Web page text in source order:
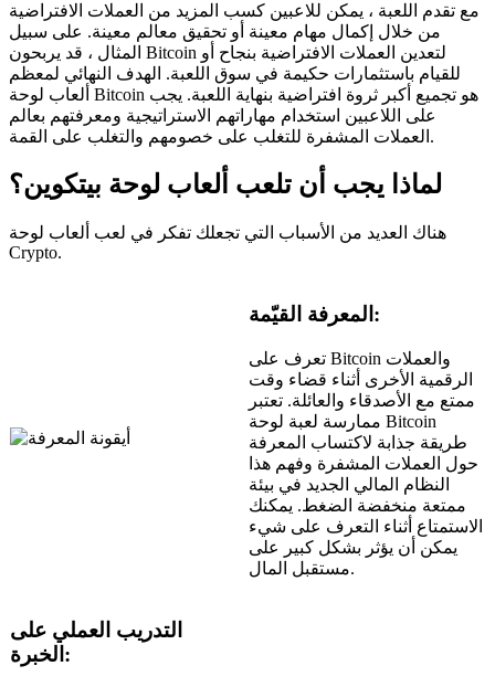
مع تقدم اللعبة ، يمكن للاعبين كسب المزيد من العملات الافتراضية
من خلال إكمال مهام معينة أو تحقيق معالم معينة. على سبيل
المثال ، قد يربحون Bitcoin لتعدين العملات الافتراضية بنجاح أو
للقيام باستثمارات حكيمة في سوق اللعبة. الهدف النهائي لمعظم
ألعاب لوحة Bitcoin هو تجميع أكبر ثروة افتراضية بنهاية اللعبة. يجب
على اللاعبين استخدام مهاراتهم الاستراتيجية ومعرفتهم بعالم
العملات المشفرة للتغلب على خصومهم والتغلب على القمة.
لماذا يجب أن تلعب ألعاب لوحة بيتكوين؟
هناك العديد من الأسباب التي تجعلك تفكر في لعب ألعاب لوحة
Crypto.
المعرفة القيّمة:
تعرف على Bitcoin والعملات
الرقمية الأخرى أثناء قضاء وقت
ممتع مع الأصدقاء والعائلة. تعتبر
ممارسة لعبة لوحة Bitcoin
طريقة جذابة لاكتساب المعرفة
حول العملات المشفرة وفهم هذا
النظام المالي الجديد في بيئة
ممتعة منخفضة الضغط. يمكنك
الاستمتاع أثناء التعرف على شيء
يمكن أن يؤثر بشكل كبير على
مستقبل المال.
التدريب العملي على
الخبرة: